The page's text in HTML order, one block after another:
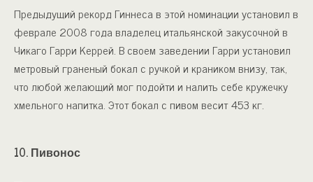
Предыдущий рекорд Гиннеса в этой номинации установил в
феврале 2008 года владелец итальянской закусочной в
Чикаго Гарри Керрей. В своем заведении Гарри установил
метровый граненый бокал с ручкой и краником внизу, так,
что любой желающий мог подойти и налить себе кружечку
хмельного напитка. Этот бокал с пивом весит 453 кг.
10. Пивонос